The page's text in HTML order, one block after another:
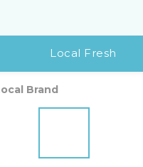
Local Fresh
Brand